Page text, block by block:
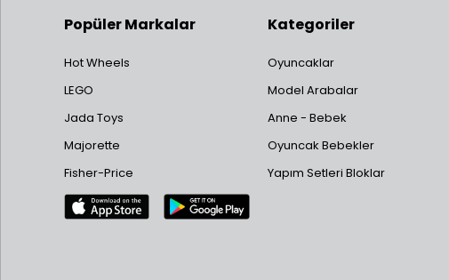
Popüler Markalar
Hot Wheels
LEGO
Jada Toys
Majorette
Fisher-Price
Kategoriler
Oyuncaklar
Model Arabalar
Anne - Bebek
Oyuncak Bebekler
Yapım Setleri Bloklar